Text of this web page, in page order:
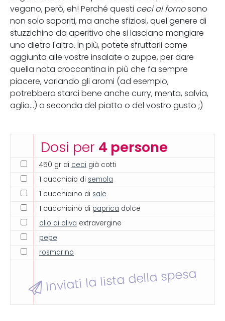
vegano, però, eh! Perché questi ceci al fornosono
non solo saporiti, ma anche sfiziosi, quel genere di
stuzzichino da aperitivo che si lasciano mangiare
uno dietro l'altro. In più, potete sfruttarli come
aggiunta alle vostre insalate o zuppe, per dare
quella nota croccantina in più che fa sempre
piacere, variando gli aromi (ad esempio,
potrebbero starci bene anche curry, menta, salvia,
aglio...) a seconda del piatto o del vostro gusto ;)
Dosi per 4 persone
450 gr di ceci già cotti
1 cucchiaio di semola
1 cucchiaino di sale
1 cucchiaino di paprica dolce
olio di oliva extravergine
pepe
rosmarino
Inviati la lista della spesa